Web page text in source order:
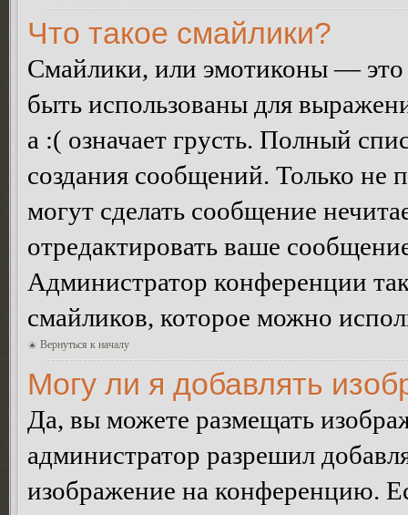
Что такое смайлики?
Смайлики, или эмотиконы — это
быть использованы для
а :( означает грусть. Полный
создания сообщений. Только не
могут сделать сообщение
отредактировать ваше
Администратор конференции
смайликов, которое можно
Вернуться к началу
Могу ли я добавлять
Да, вы можете размещать
администратор разрешил
изображение на конференцию.